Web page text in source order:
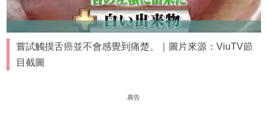
嘗試觸摸舌癌並不會感覺到痛楚。｜圖片來源：ViuTV節
目截圖
廣告